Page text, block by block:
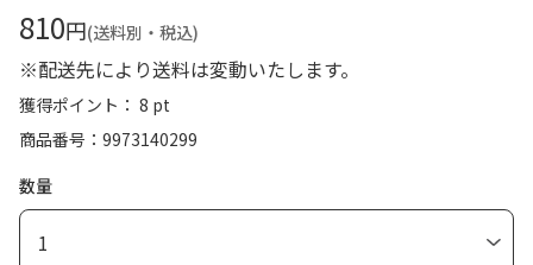
810円(送料別・税込)
※配送先により送料は変動いたします。
獲得ポイント： 8 pt
商品番号
9973140299
数量
1